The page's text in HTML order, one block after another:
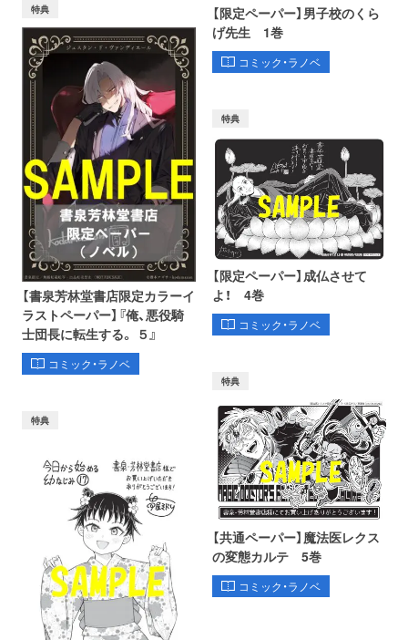
【限定ペーパー】男子校のくら
げ先生 1巻
コミック・ラノベ
特典
【書泉芳林堂書店限定カラーイ
ラストペーパー】『俺、悪役騎
士団長に転生する。 ５』
コミック・ラノベ
特典
【限定ペーパー】成仏させて
よ！ 4巻
コミック・ラノベ
特典
特典
【共通ペーパー】魔法医レクス
の変態カルテ 5巻
コミック・ラノベ